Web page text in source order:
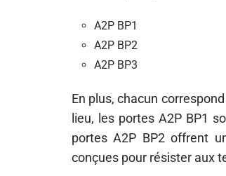
A2P BP1
A2P BP2
A2P BP3
En plus, chacun
lieu, les portes A2P BP1
portes A2P BP2 offrent
conçues pour résister aux